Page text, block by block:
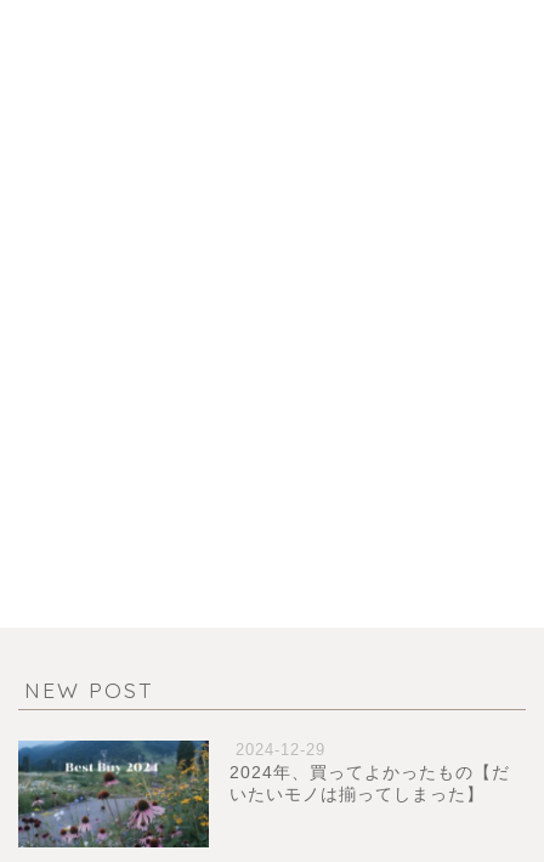
NEW POST
2024-12-29
2024年、買ってよかったもの【だ
いたいモノは揃ってしまった】